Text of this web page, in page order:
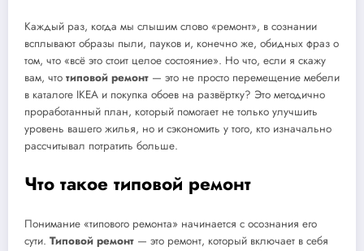
Каждый раз, когда мы слышим слово «ремонт», в сознании
всплывают образы пыли, пауков и, конечно же, обидных фраз о
том, что «всё это стоит целое состояние». Но что, если я скажу
вам, что типовой ремонт — это не просто перемещение мебели
в каталоге IKEA и покупка обоев на развёртку? Это методично
проработанный план, который помогает не только улучшить
уровень вашего жилья, но и сэкономить у того, кто изначально
рассчитывал потратить больше.
Что такое типовой ремонт
Понимание «типового ремонта» начинается с осознания его
сути. Типовой ремонт — это ремонт, который включает в себя